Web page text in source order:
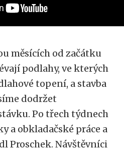
měsících od začátku
podlahy, ve kterých
topení, a stavba
dodržet
Po třech týdnech
a obkladačské práce a
Proschek. Návštěvníci